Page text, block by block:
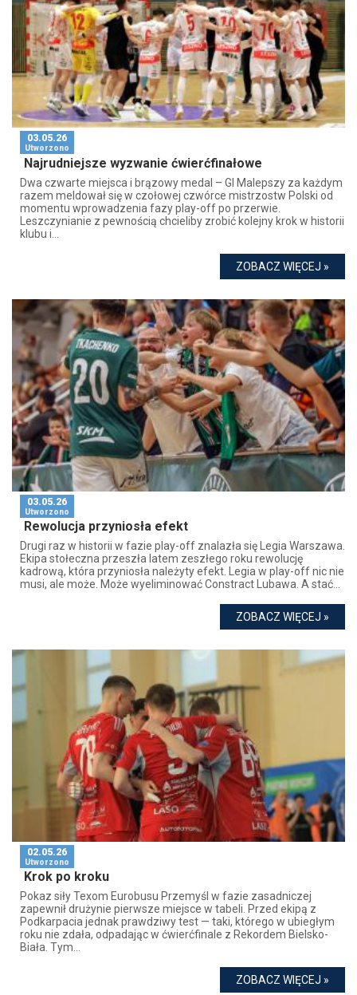
03.05.26
Utworzono
Najrudniejsze wyzwanie ćwierćfinałowe
Dwa czwarte miejsca i brązowy medal – GI Malepszy za każdym
razem meldował się w czołowej czwórce mistrzostw Polski od
momentu wprowadzenia fazy play-off po przerwie.
Leszczynianie z pewnością chcieliby zrobić kolejny krok w historii
klubu i...
ZOBACZ WIĘCEJ »
03.05.26
Utworzono
Rewolucja przyniosła efekt
Drugi raz w historii w fazie play-off znalazła się Legia Warszawa.
Ekipa stołeczna przeszła latem zeszłego roku rewolucję
kadrową, która przyniosła należyty efekt. Legia w play-off nic nie
musi, ale może. Może wyeliminować Constract Lubawa. A stać...
ZOBACZ WIĘCEJ »
02.05.26
Utworzono
Krok po kroku
Pokaz siły Texom Eurobusu Przemyśl w fazie zasadniczej
zapewnił drużynie pierwsze miejsce w tabeli. Przed ekipą z
Podkarpacia jednak prawdziwy test — taki, którego w ubiegłym
roku nie zdała, odpadając w ćwierćfinale z Rekordem Bielsko-
Biała. Tym...
ZOBACZ WIĘCEJ »